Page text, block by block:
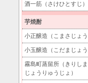
酒一筋（さけひとすじ）
芋焼酎
小正醸造（こまさじょう
小玉醸造（こだまじょう
霧島町蒸留所（きりし
じょうりゅうじょ）